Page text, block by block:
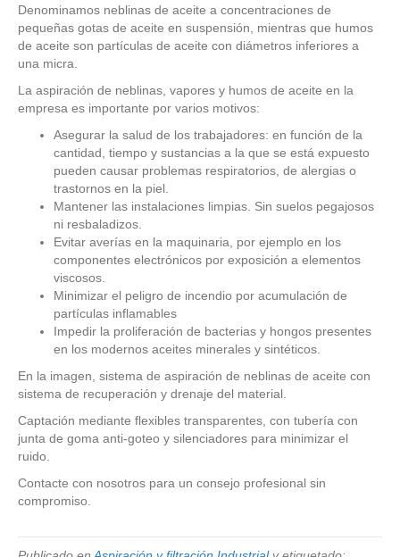
Denominamos neblinas de aceite a concentraciones de
pequeñas gotas de aceite en suspensión, mientras que humos
de aceite son partículas de aceite con diámetros inferiores a
una micra.
La aspiración de neblinas, vapores y humos de aceite en la
empresa es importante por varios motivos:
Asegurar la salud de los trabajadores: en función de la
cantidad, tiempo y sustancias a la que se está expuesto
pueden causar problemas respiratorios, de alergias o
trastornos en la piel.
Mantener las instalaciones limpias. Sin suelos pegajosos
ni resbaladizos.
Evitar averías en la maquinaria, por ejemplo en los
componentes electrónicos por exposición a elementos
viscosos.
Minimizar el peligro de incendio por acumulación de
partículas inflamables
Impedir la proliferación de bacterias y hongos presentes
en los modernos aceites minerales y sintéticos.
En la imagen, sistema de aspiración de neblinas de aceite con
sistema de recuperación y drenaje del material.
Captación mediante flexibles transparentes, con tubería con
junta de goma anti-goteo y silenciadores para minimizar el
ruido.
Contacte con nosotros para un consejo profesional sin
compromiso.